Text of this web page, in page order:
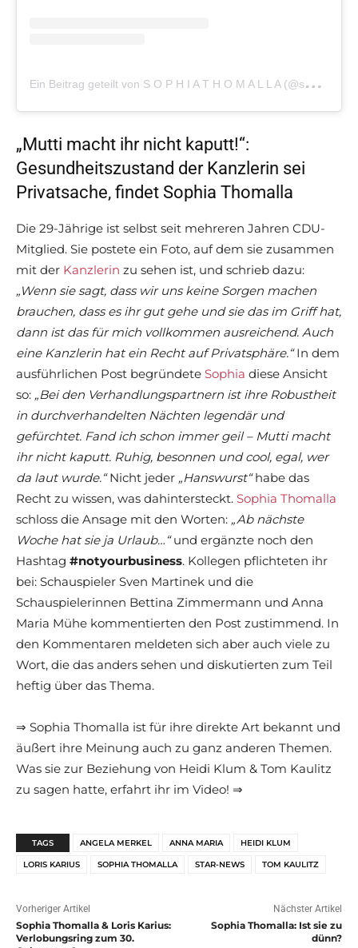
E
in Beitrag geteilt von S O P H I A T H O M A L L A (@sophiathomalla)
„Mutti macht ihr nicht kaputt!“:
Gesundheitszustand der Kanzlerin sei
Privatsache, findet Sophia Thomalla
Die 29-Jährige ist selbst seit mehreren Jahren CDU-
Mitglied. Sie postete ein Foto, auf dem sie zusammen
mit der Kanzlerin zu sehen ist, und schrieb dazu:
„Wenn sie sagt, dass wir uns keine Sorgen machen
brauchen, dass es ihr gut gehe und sie das im Griff hat,
dann ist das für mich vollkommen ausreichend. Auch
eine Kanzlerin hat ein Recht auf Privatsphäre.“In dem
ausführlichen Post begründete Sophia diese Ansicht
so: „Bei den Verhandlungspartnern ist ihre Robustheit
in durchverhandelten Nächten legendär und
gefürchtet. Fand ich schon immer geil – Mutti macht
ihr nicht kaputt. Ruhig, besonnen und cool, egal, wer
da laut wurde.“Nicht jeder „Hanswurst“habe das
Recht zu wissen, was dahintersteckt. Sophia Thomalla
schloss die Ansage mit den Worten: „Ab nächste
Woche hat sie ja Urlaub…“und ergänzte noch den
Hashtag #notyourbusiness. Kollegen pflichteten ihr
bei: Schauspieler Sven Martinek und die
Schauspielerinnen Bettina Zimmermann und Anna
Maria Mühe kommentierten den Post zustimmend. In
den Kommentaren meldeten sich aber auch viele zu
Wort, die das anders sehen und diskutierten zum Teil
heftig über das Thema.
⇒ Sophia Thomalla ist für ihre direkte Art bekannt und
äußert ihre Meinung auch zu ganz anderen Themen.
Was sie zur Beziehung von Heidi Klum & Tom Kaulitz
zu sagen hatte, erfahrt ihr im Video! ⇒
TAGS ANGELA MERKEL ANNA MARIA HEIDI KLUM
LORIS KARIUS SOPHIA THOMALLA STAR-NEWS TOM KAULITZ
Vorheriger Artikel
Sophia Thomalla & Loris Karius:
Verlobungsring zum 30.
Nächster Artikel
Sophia Thomalla: Ist sie zu
dünn?